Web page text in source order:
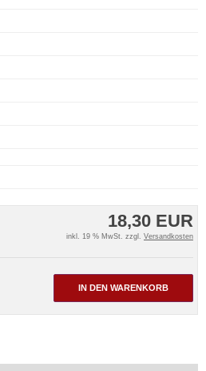
18,30 EUR
inkl. 19 % MwSt. zzgl. Versandkosten
IN DEN WARENKORB